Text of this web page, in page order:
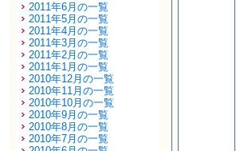
2011年6月の一覧
2011年5月の一覧
2011年4月の一覧
2011年3月の一覧
2011年2月の一覧
2011年1月の一覧
2010年12月の一覧
2010年11月の一覧
2010年10月の一覧
2010年9月の一覧
2010年8月の一覧
2010年7月の一覧